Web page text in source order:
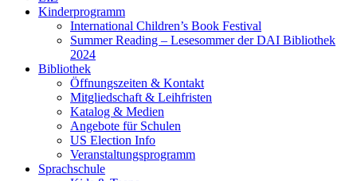
Kinderprogramm
International Children’s Book Festival
Summer Reading – Lesesommer der DAI Bibliothek
2024
Bibliothek
Öffnungszeiten & Kontakt
Mitgliedschaft & Leihfristen
Katalog & Medien
Angebote für Schulen
US Election Info
Veranstaltungsprogramm
Sprachschule